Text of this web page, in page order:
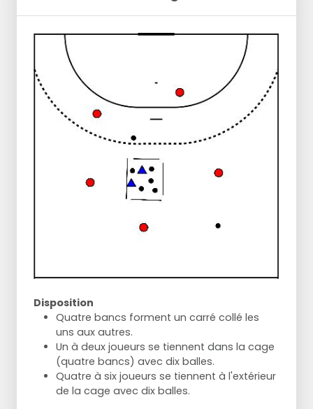
Disposition
Quatre bancs forment un carré collé les
uns aux autres.
Un à deux joueurs se tiennent dans la cage
(quatre bancs) avec dix balles.
Quatre à six joueurs se tiennent à l'extérieur
de la cage avec dix balles.